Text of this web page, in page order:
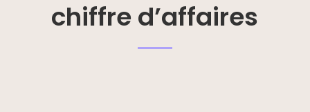
chiffre d’affaires